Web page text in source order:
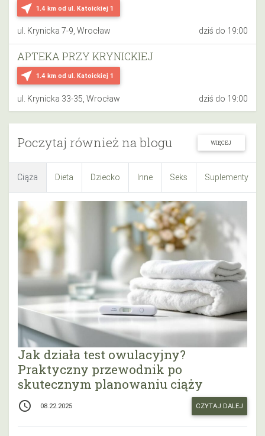
near_me 1.4 km od ul. Katoickiej 1
ul. Krynicka 7-9, Wrocław dziś do 19:00
near_me 1.4 km od ul. Katoickiej 1
APTEKA PRZY KRYNICKIEJ
ul. Krynicka 33-35, Wrocław dziś do 19:00
Poczytaj również na blogu WIĘCEJ
Ciąża Dieta Dziecko Inne Seks Suplementy
Jak działa test owulacyjny?
Praktyczny przewodnik po
skutecznym planowaniu ciąży
access_time 08.22.2025 CZYTAJ DALEJ